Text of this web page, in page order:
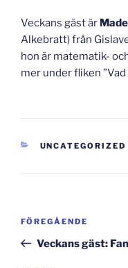
Veckans gäst är
Alkebratt) från
hon är matematik-
mer under fliken ”Vad
KATEGORIER
UNCATEGORIZED
Inläggsnavigering
Föregående
inlägg
FÖREGÅENDE
Veckans gäst: